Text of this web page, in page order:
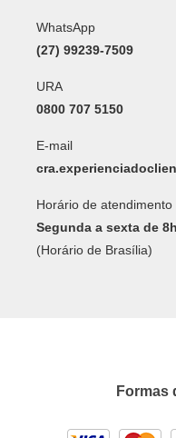
WhatsApp
(27) 99239-7509
URA
0800 707 5150
E-mail
Horário de atendimento
Segunda a sexta de
(Horário de Brasília)
Formas